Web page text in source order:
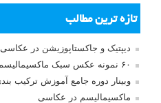
تازه ترین مطالب
دیپتیک و جاکستا‌پوزیشن در عکاسی
۶۰ نمونه عکس سبک ماکسیمالیسم
وبینار دوره جامع آموزش ترکیب
ماکسیمالیسم در عکاسی